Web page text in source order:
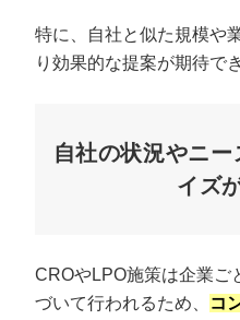
特に、自社と似た規模や
り効果的な提案が期待で
自社の状況やニ
イズ
CROやLPO施策は企業ご
づいて行われるため、
コ